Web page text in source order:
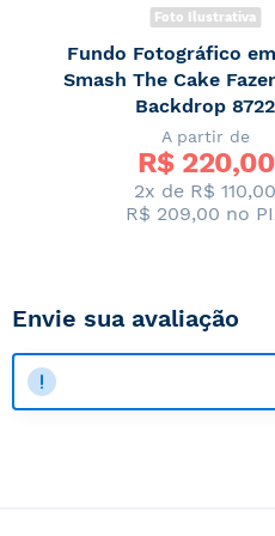
Foto Ilustrativa
Fundo Fotográfico
Smash The Cake
Backdrop 8722
A partir de
R$ 220,00
2x de R$ 110,00
R$ 209,00 no
Envie sua avaliação